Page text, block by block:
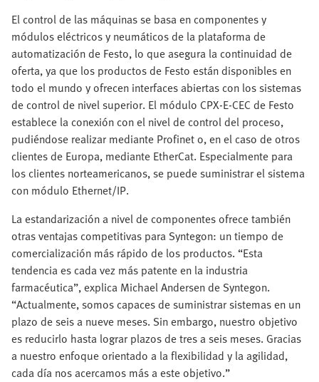
El control de las máquinas se basa en componentes y
módulos eléctricos y neumáticos de la plataforma de
automatización de Festo, lo que asegura la continuidad de
oferta, ya que los productos de Festo están disponibles en
todo el mundo y ofrecen interfaces abiertas con los sistemas
de control de nivel superior. El módulo CPX-E-CEC de Festo
establece la conexión con el nivel de control del proceso,
pudiéndose realizar mediante Profinet o, en el caso de otros
clientes de Europa, mediante EtherCat. Especialmente para
los clientes norteamericanos, se puede suministrar el sistema
con módulo Ethernet/IP.
La estandarización a nivel de componentes ofrece también
otras ventajas competitivas para Syntegon: un tiempo de
comercialización más rápido de los productos. “Esta
tendencia es cada vez más patente en la industria
farmacéutica”, explica Michael Andersen de Syntegon.
“Actualmente, somos capaces de suministrar sistemas en un
plazo de seis a nueve meses. Sin embargo, nuestro objetivo
es reducirlo hasta lograr plazos de tres a seis meses. Gracias
a nuestro enfoque orientado a la flexibilidad y la agilidad,
cada día nos acercamos más a este objetivo.”